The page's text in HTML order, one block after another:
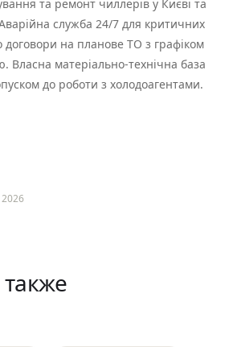
та ремонт чиллерів у Києві та
Аварійна служба 24/7 для критичних
договори на планове ТО з графіком
Власна матеріально-технічна база
до роботи з холодоагентами.